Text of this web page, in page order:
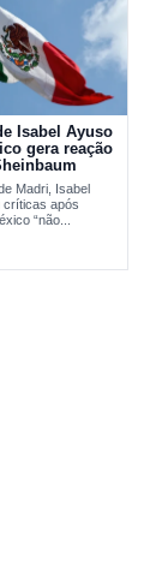
Isabel Ayuso
gera reação
Madri, Isabel
críticas após
“não...